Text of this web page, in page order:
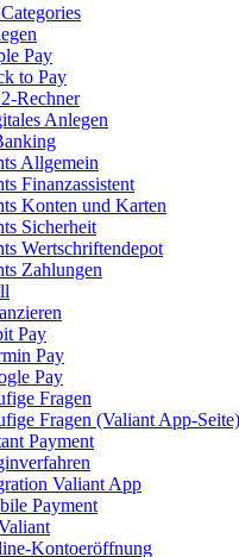
Pay
to Pay
Rechner
Anlegen
Allgemein
Finanzassistent
Konten und Karten
Sicherheit
Wertschriftendepot
Zahlungen
Pay
Pay
Pay
Fragen
Fragen (Valiant App-Seite)
Payment
Valiant App
Payment
Kontoeröffnung